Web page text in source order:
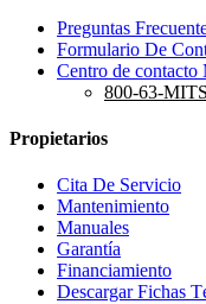
Preguntas
Formulario De
Centro de
800-63-
Propietarios
Cita De Servicio
Mantenimiento
Manuales
Garantía
Financiamiento
Descargar Fichas